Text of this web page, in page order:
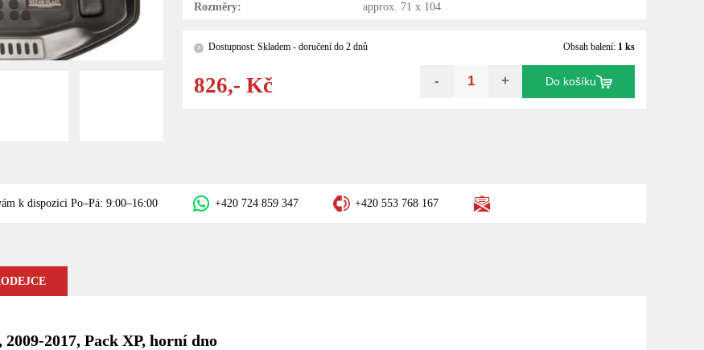
Rozměry:
approx. 71 x 104
? Dostupnost: Skladem - doručení do 2 dnů Obsah balení: 1 ks
826,- Kč - + Do košíku
k dispozici Po–Pá: 9:00–16:00 +420 724 859 347 +420 553 768 167
2017, Pack XP, horní dno